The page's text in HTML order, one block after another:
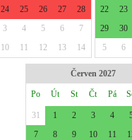
24 25 26 27
28
3 4 5 6
7
10 11 12 13 14
22
23
29
30
5
6
Červen 2027
Po Út St Čt Pá
31 1 2 3 4
7
8 9 10 11